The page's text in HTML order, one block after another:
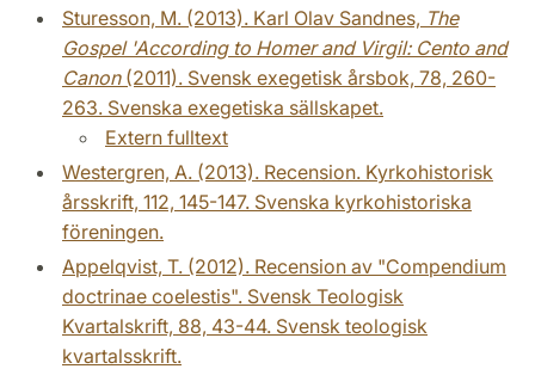
Sturesson, M. (2013). Karl Olav Sandnes, The
Gospel 'According to Homer and Virgil: Cento and
Canon (2011). Svensk exegetisk årsbok, 78, 260-
263. Svenska exegetiska sällskapet.
Extern fulltext
Westergren, A. (2013). Recension. Kyrkohistorisk
årsskrift, 112, 145-147. Svenska kyrkohistoriska
föreningen.
Appelqvist, T. (2012). Recension av "Compendium
doctrinae coelestis". Svensk Teologisk
Kvartalskrift, 88, 43-44. Svensk teologisk
kvartalsskrift.